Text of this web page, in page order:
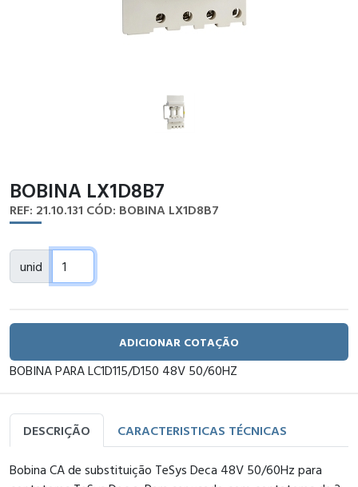
BOBINA LX1D8B7
REF: 21.10.131 CÓD: BOBINA LX1D8B7
unid
ADICIONAR COTAÇÃO
BOBINA PARA LC1D115/D150 48V 50/60HZ
DESCRIÇÃO CARACTERISTICAS TÉCNICAS
Bobina CA de substituição TeSys Deca 48V 50/60Hz para